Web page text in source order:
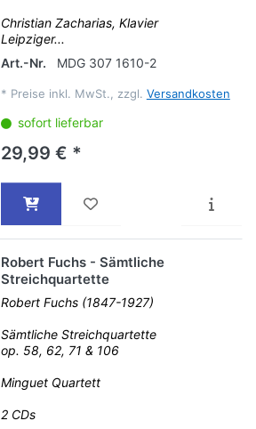
Christian Zacharias, Klavier
Leipziger...
Art.-Nr.
MDG 307 1610-2
* Preise inkl. MwSt., zzgl. Versandkosten
sofort lieferbar
29,99 € *
Robert Fuchs - Sämtliche
Streichquartette
Robert Fuchs (1847-1927)
Sämtliche Streichquartette
op. 58, 62, 71 & 106
Minguet Quartett
2 CDs